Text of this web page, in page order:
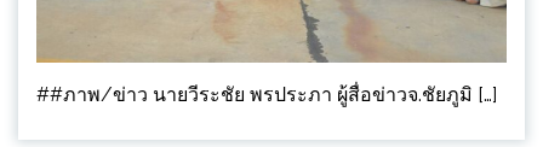
##ภาพ/ข่าว นายวีระชัย พรประภา ผู้สื่อข่าวจ.ชัยภูมิ […]